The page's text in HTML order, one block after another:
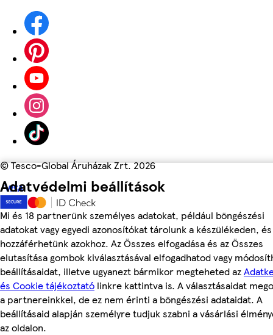
Adatvédelmi beállítások
Mi és 18 partnerünk személyes adatokat, például böngészési
adatokat vagy egyedi azonosítókat tárolunk a készülékeden, és
hozzáférhetünk azokhoz. Az Összes elfogadása és az Összes
elutasítása gombok kiválasztásával elfogadhatod vagy
beállításaidat, illetve ugyanezt bármikor megteheted az
és Cookie tájékoztató linkre kattintva is. A választásaidat
a partnereinkkel, de ez nem érinti a böngészési adataidat. A
beállításaid alapján személyre tudjuk szabni a vásárlási
az oldalon.
©Tesco-Global Áruházak Zrt. 2026